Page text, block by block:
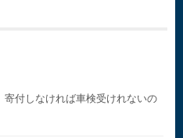
付しなければ車検受けれないの